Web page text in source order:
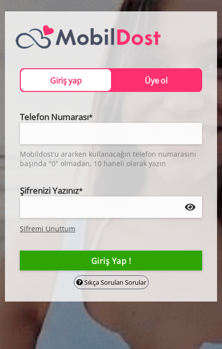
Giriş yap Üye ol
Telefon Numarası*
Mobildost'u ararken kullanacağın telefon numarasını
başında "0" olmadan, 10 haneli olarak yazın
Şifrenizi Yazınız*
Şifremi Unuttum
Sıkça Sorulan Sorular